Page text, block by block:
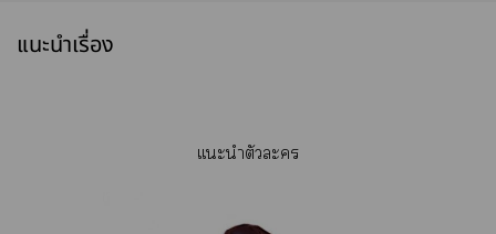
แนะนำเรื่อง
เเะนำตัวะ